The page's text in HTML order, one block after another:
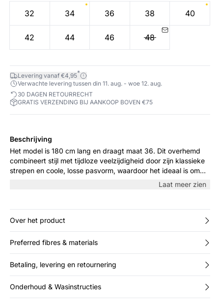
32 34 36 38 40
42 44 46 48
Levering vanaf €4,95*
Verwachte levering tussen din 11. aug. - woe 12. aug.
30 DAGEN RETOURRECHT
GRATIS VERZENDING BIJ AANKOOP BOVEN €75
Beschrijving
Het model is 180 cm lang en draagt maat 36. Dit overhemd
combineert stijl met tijdloze veelzijdigheid door zijn klassieke
strepen en coole, losse pasvorm, waardoor het ideaal is om
een ontspannen maar toch verfijnde look te creëren. Perfect
om te combineren met je favoriete broek of rok en een vleugje
Laat meer zien
Over het product
Preferred fibres & materials
Betaling, levering en retournering
Onderhoud & Wasinstructies